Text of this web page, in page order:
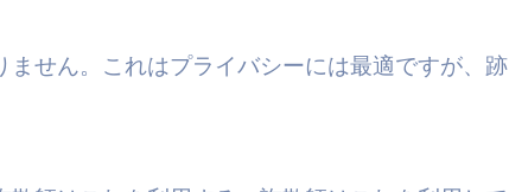
せん。これはプライバシーには最適ですが、跡